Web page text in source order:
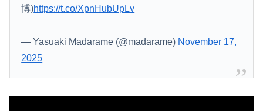
博)https://t.co/XpnHubUpLv
— Yasuaki Madarame (@madarame) November 17,
2025